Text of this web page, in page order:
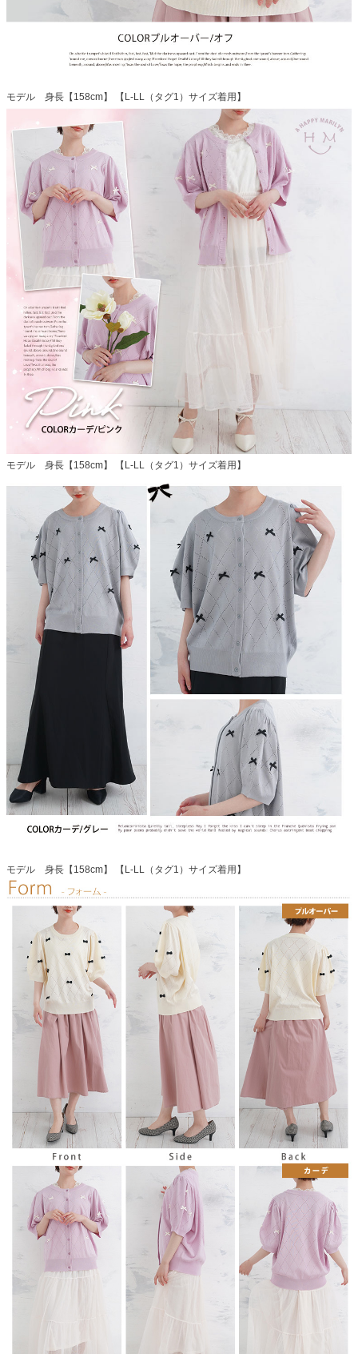
モデル 身長【158cm】 【L-LL（タグ1）サイズ着用】
モデル 身長【158cm】 【L-LL（タグ1）サイズ着用】
モデル 身長【158cm】 【L-LL（タグ1）サイズ着用】